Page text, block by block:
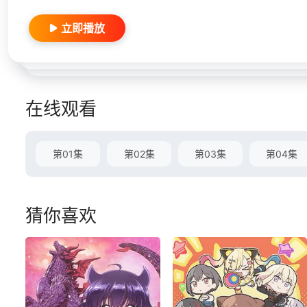
立即播放
在线观看
第01集 第02集 第03集 第04集
猜你喜欢